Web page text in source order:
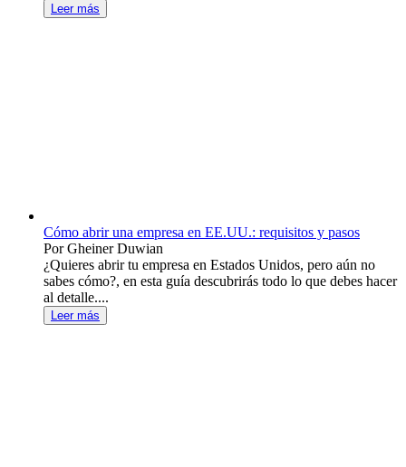
Leer más
Cómo abrir una empresa en EE.UU.: requisitos y pasos
Por Gheiner Duwian
¿Quieres abrir tu empresa en Estados Unidos, pero aún no
sabes cómo?, en esta guía descubrirás todo lo que debes hacer
al detalle....
Leer más